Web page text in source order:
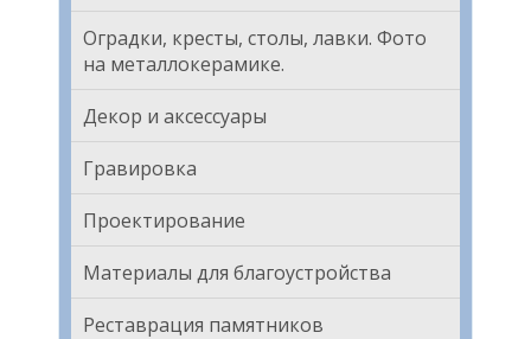
Оградки, кресты, столы, лавки. Фото
на металлокерамике.
Декор и аксессуары
Гравировка
Проектирование
Материалы для благоустройства
Реставрация памятников